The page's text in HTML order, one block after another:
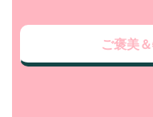
ご褒美